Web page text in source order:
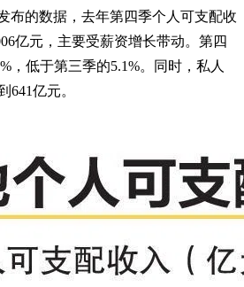
布的数据，去年第四季个人可支配收
亿元，主要受薪资增长带动。第四
，低于第三季的5.1%。同时，私人
641亿元。